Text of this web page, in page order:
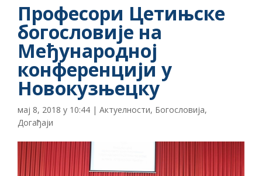
Професори Цетињске
богословије на
Међународној
конференцији у
Новокузњецку
мај 8, 2018 у 10:44 | Актуелности, Богословија,
Догађаји